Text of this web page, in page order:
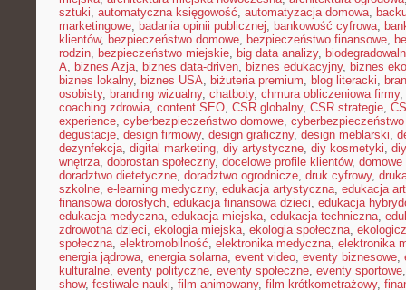
sztuki, automatyczna księgowość, automatyzacja domowa,
marketingowe, badania opinii publicznej, bankowość cyfrowa,
klientów, bezpieczeństwo domowe, bezpieczeństwo finansowe,
rodzin, bezpieczeństwo miejskie, big data analizy,
A, biznes Azja, biznes data-driven, biznes edukacyjny, biznes
biznes lokalny, biznes USA, biżuteria premium, blog literacki,
osobisty, branding wizualny, chatboty, chmura obliczeniowa firmy,
coaching zdrowia, content SEO, CSR globalny, CSR strategie,
experience, cyberbezpieczeństwo domowe,
degustacje, design firmowy, design graficzny, design meblarski,
dezynfekcja, digital marketing, diy artystyczne, diy kosmetyki,
wnętrza, dobrostan społeczny, docelowe profile klientów,
doradztwo dietetyczne, doradztwo ogrodnicze, druk cyfrowy,
szkolne, e-learning medyczny, edukacja artystyczna, edukacja
finansowa dorosłych, edukacja finansowa dzieci, edukacja
edukacja medyczna, edukacja miejska, edukacja techniczna,
zdrowotna dzieci, ekologia miejska, ekologia społeczna,
społeczna, elektromobilność, elektronika medyczna, elektronika
energia jądrowa, energia solarna, event video, eventy biznesowe,
kulturalne, eventy polityczne, eventy społeczne, eventy sportowe
show, festiwale nauki, film animowany, film krótkometrażowy,